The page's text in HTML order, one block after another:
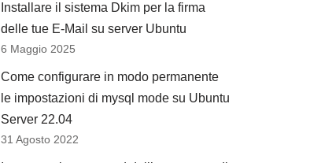
Installare il sistema Dkim per la firma
delle tue E-Mail su server Ubuntu
6 Maggio 2025
Come configurare in modo permanente
le impostazioni di mysql mode su Ubuntu
Server 22.04
31 Agosto 2022